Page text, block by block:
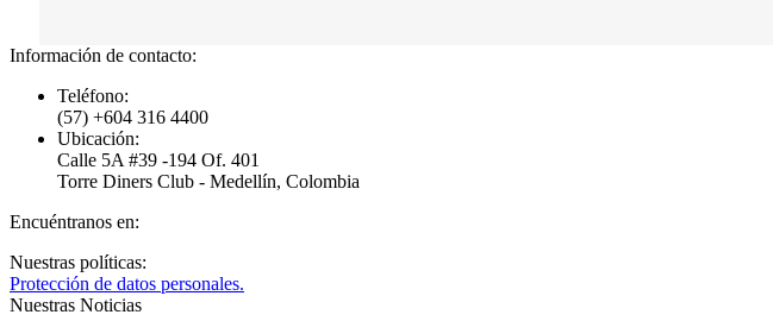
Información de contacto:
Teléfono:
(57) +604 316 4400
Ubicación:
Calle 5A #39 -194 Of. 401
Torre Diners Club - Medellín, Colombia
Encuéntranos en:
Facebook
page
opens
X
page
opens
YouTube
page
opens
Linkedin
page
opens
Instagram
page
opens
Mail
page
opens
Nuestras políticas:
Protección de datos personales.
Nuestras Noticias